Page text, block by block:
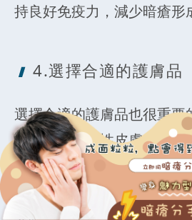
持良好免疫力，減少暗瘡形
4.選擇合適的護膚品
選擇合適的護膚品也很重要
頭粉刺肌、油性皮膚來說，
的護膚品，另外也可以定期
頭粉刺的水楊酸或果酸成分